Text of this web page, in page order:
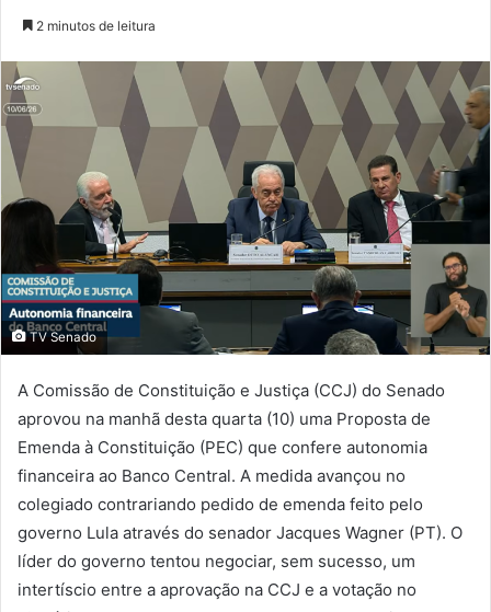
2 minutos de leitura
TV Senado
A Comissão de Constituição e Justiça (CCJ) do Senado
aprovou na manhã desta quarta (10) uma Proposta de
Emenda à Constituição (PEC) que confere autonomia
financeira ao Banco Central. A medida avançou no
colegiado contrariando pedido de emenda feito pelo
governo Lula através do senador Jacques Wagner (PT). O
líder do governo tentou negociar, sem sucesso, um
intertíscio entre a aprovação na CCJ e a votação no